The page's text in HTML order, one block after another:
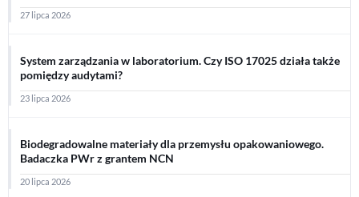
27 lipca 2026
System zarządzania w laboratorium. Czy ISO 17025 działa także
pomiędzy audytami?
23 lipca 2026
Biodegradowalne materiały dla przemysłu opakowaniowego.
Badaczka PWr z grantem NCN
20 lipca 2026